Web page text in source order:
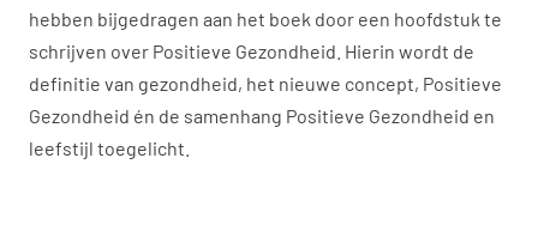
hebben bijgedragen aan het boek door een hoofdstuk te
schrijven over Positieve Gezondheid. Hierin wordt de
definitie van gezondheid, het nieuwe concept, Positieve
Gezondheid én de samenhang Positieve Gezondheid en
leefstijl toegelicht.